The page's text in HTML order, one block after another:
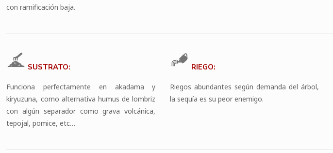
con ramificación baja.
SUSTRATO:
Funciona perfectamente en akadama y
kiryuzuna, como alternativa humus de lombriz
con algún separador como grava volcánica,
tepojal, pomice, etc…
RIEGO:
Riegos abundantes según demanda del árbol,
la sequía es su peor enemigo.